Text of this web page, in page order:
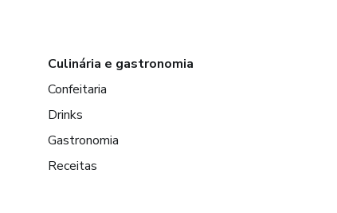
Culinária e gastronomia
Confeitaria
Drinks
Gastronomia
Receitas